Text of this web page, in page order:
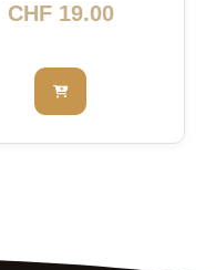
CHF19.00